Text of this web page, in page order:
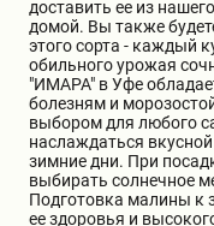
Кустарники
ПАМПАСНАЯ
Кизильник
Хвойные
Клематис
Глициния
доставить ее из
домой. Вы также
этого сорта - каждый
обильного урожая
"ИМАРА" в Уфе
болезням и
выбором для любого
наслаждаться
зимние дни. При
выбирать солнечное
Подготовка малины к
ее здоровья и